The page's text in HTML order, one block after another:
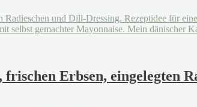
Erbsen, eingelegten